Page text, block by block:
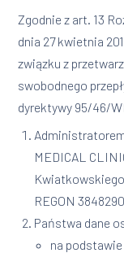
Zgodnie z art. 13
dnia 27 kwietnia
związku z
swobodnego
dyrektywy 95/46/
MEDICAL
Kwiatkowskiego
REGON
Państwa dane
na podstawie